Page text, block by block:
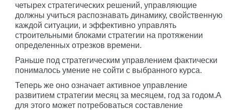
четырех стратегических решений, управляющие
должны учиться распознавать динамику, свойственную
каждой ситуации, и эффективно управлять
строительными блоками стратегии на протяжении
определенных отрезков времени.
Раньше под стратегическим управлением фактически
понималось умение не сойти с выбранного курса.
Теперь же оно означает активное управление
развитием стратегии месяц за месяцем, год за годом.А
для этого может потребоваться составление